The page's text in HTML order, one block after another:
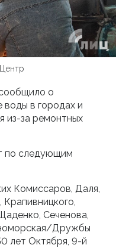
о
воды в городах и
из-за ремонтных
по следующим
Комиссаров, Даля,
Крапивницкого,
Сеченова,
Дружбы
лет Октября, 9-й